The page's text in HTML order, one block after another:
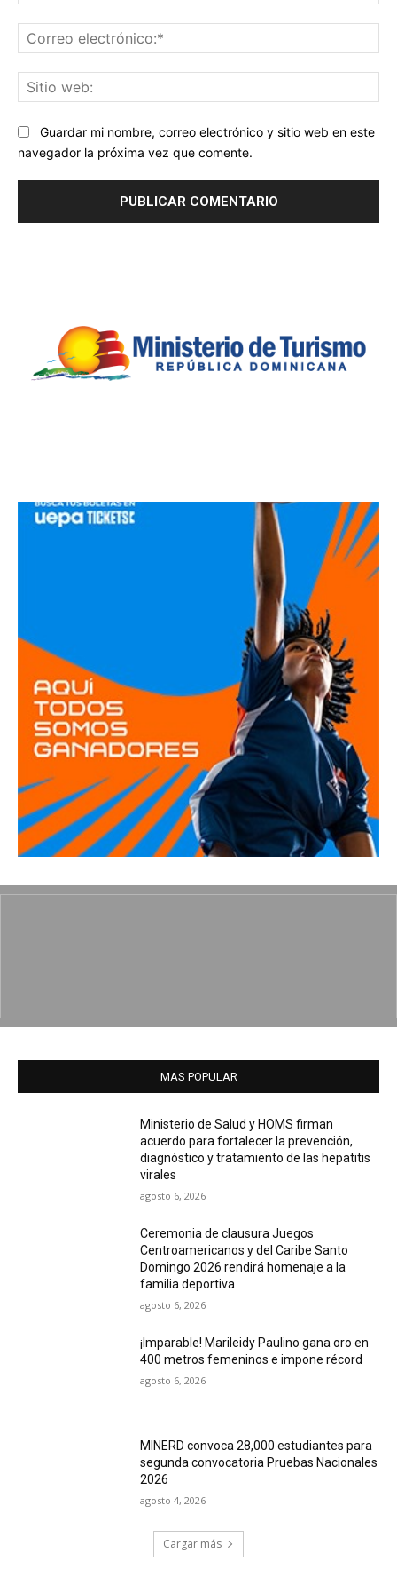
Guardar mi nombre, correo electrónico y sitio web en este
navegador la próxima vez que comente.
MAS POPULAR
Ministerio de Salud y HOMS firman
acuerdo para fortalecer la prevención,
diagnóstico y tratamiento de las hepatitis
virales
agosto 6, 2026
Ceremonia de clausura Juegos
Centroamericanos y del Caribe Santo
Domingo 2026 rendirá homenaje a la
familia deportiva
agosto 6, 2026
¡Imparable! Marileidy Paulino gana oro en
400 metros femeninos e impone récord
agosto 6, 2026
MINERD convoca 28,000 estudiantes para
segunda convocatoria Pruebas Nacionales
2026
agosto 4, 2026
Cargar más